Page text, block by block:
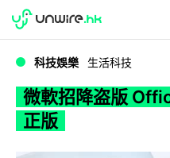
微軟招降盗版
WWDC 2026
科技娛樂 生活科技
微軟招降盗版
正版